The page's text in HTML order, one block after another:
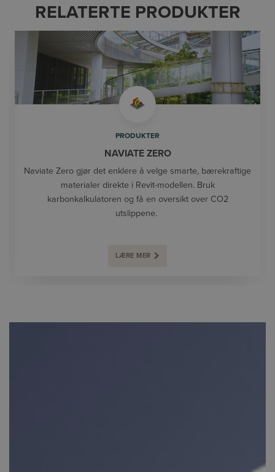
RELATERTE PRODUKTER
PRODUKTER
NAVIATE ZERO
Naviate Zero gjør det enklere å velge smarte, bærekraftige
materialer direkte i Revit-modellen. Bruk
karbonkalkulatoren og få en oversikt over CO2
utslippene.
LÆRE MER